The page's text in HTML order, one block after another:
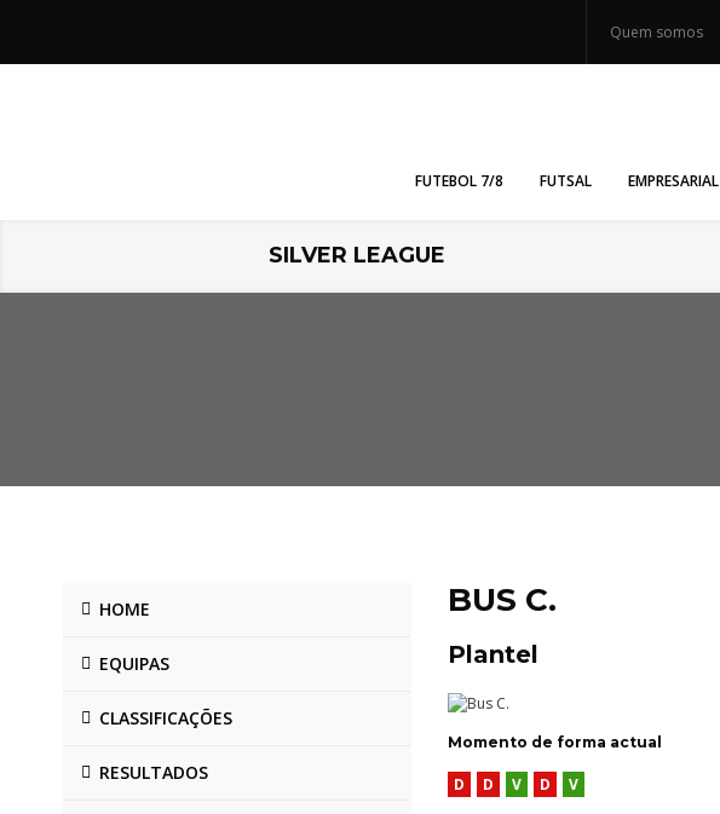
Quem somos
FUTEBOL 7/8 FUTSAL EMPRESARIAL
SILVER LEAGUE
HOME
EQUIPAS
CLASSIFICAÇÕES
RESULTADOS
BUS C.
Plantel
Momento de forma actual
D D V D V